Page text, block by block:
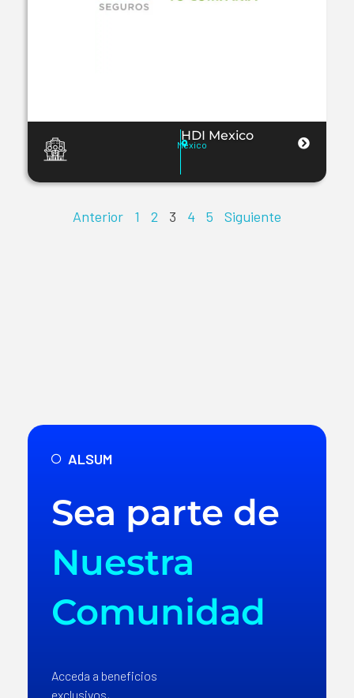
HDI Mexico
Mexico
Anterior 1 2 3 4 5 Siguiente
ALSUM
Sea parte de
Nuestra
Comunidad
Acceda a beneficios
exclusivos,